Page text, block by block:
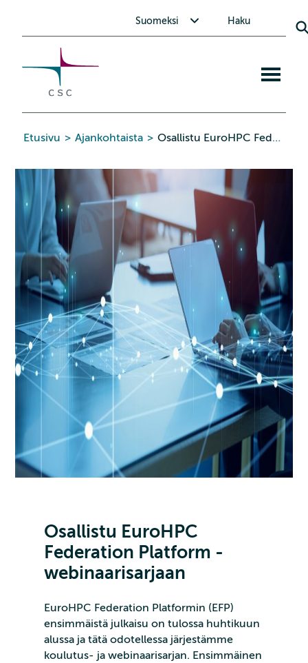
Suomeksi Haku
Etusivu > Ajankohtaista > Osallistu EuroHPC Federation Platform -webinaarisarjaan
Osallistu EuroHPC
Federation Platform -
webinaarisarjaan
EuroHPC Federation Platformin (EFP)
ensimmäistä julkaisu on tulossa huhtikuun
alussa ja tätä odotellessa järjestämme
koulutus- ja webinaarisarjan. Ensimmäinen